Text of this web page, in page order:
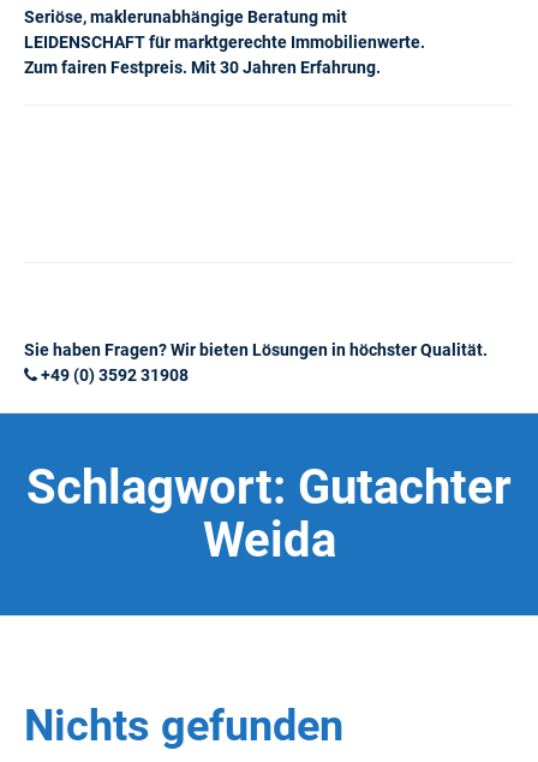
Seriöse, maklerunabhängige Beratung mit
LEIDENSCHAFT für marktgerechte Immobilienwerte.
Zum fairen Festpreis. Mit 30 Jahren Erfahrung.
Sie haben Fragen? Wir bieten Lösungen in höchster Qualität.
+49 (0) 3592 31908
Schlagwort: Gutachter
Weida
Nichts gefunden